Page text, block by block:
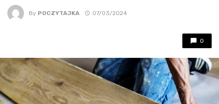
By POCZYTAJKA 07/03/2024
0